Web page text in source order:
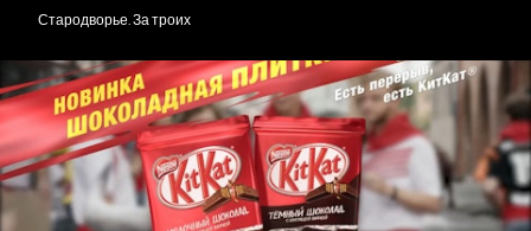
Стародворье. За троих